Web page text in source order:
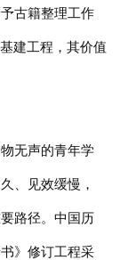
古籍整理工作
建工程，其价值
无声的青年学
、见效缓慢，
路径。中国历
》修订工程采